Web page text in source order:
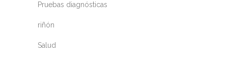
Pruebas diagnósticas
riñón
Salud